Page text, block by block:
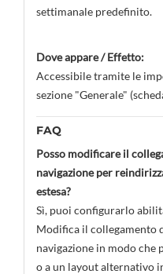
settimanale predefinito.
Dove appare / Effetto:
Accessibile tramite le
sezione "Generale"
FAQ
Posso modificare il
navigazione per
estesa?
Sì, puoi configurarlo
Modifica il collegamento
navigazione in modo che
o a un layout alternativo